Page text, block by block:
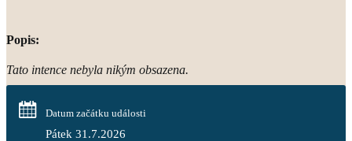
Popis:
Tato intence nebyla nikým obsazena.
Datum začátku události
Pátek 31.7.2026